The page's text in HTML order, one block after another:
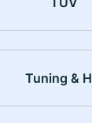
Tuning &